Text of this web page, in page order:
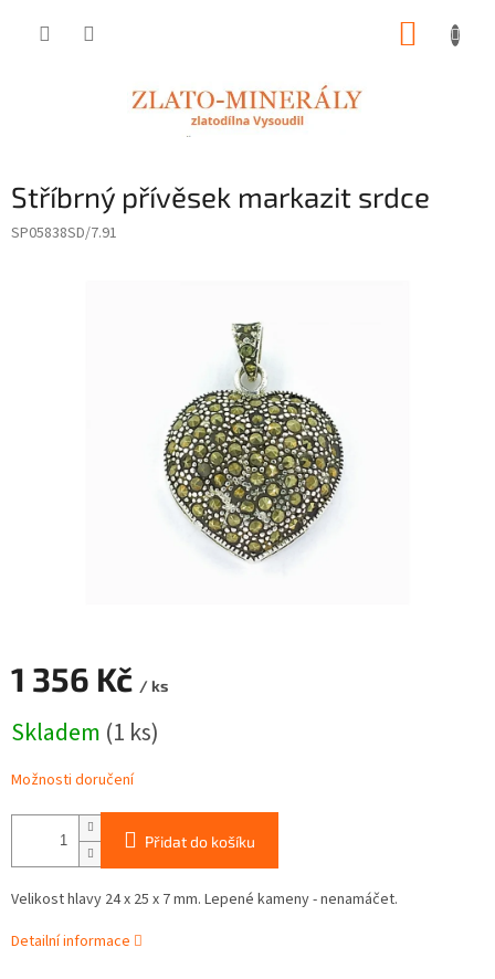
Stříbrný přívěsek markazit srdce
SP05838SD/7.91
1 356 Kč / ks
cena:
Skladem (1 ks)
Možnosti doručení
Přidat do košíku
Velikost hlavy 24 x 25 x 7 mm. Lepené kameny - nenamáčet.
Detailní informace